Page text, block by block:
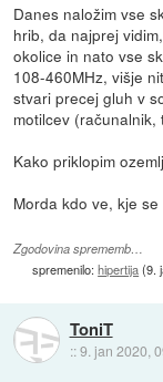
Danes naložim vse
hrib, da najprej
okolice in nato vse
108-460MHz, višje
stvari precej gluh v
motilcev
Kako priklopim
Morda kdo ve, kje
Zgodovina sprememb…
spremenilo:hipertija(9.
ToniT
::9. jan 2020,